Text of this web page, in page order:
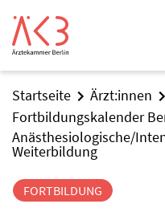
Startseite Ärzt:innen
Fortbildungskalender
Anästhesiologische/
Weiterbildung
FORTBILDUNG